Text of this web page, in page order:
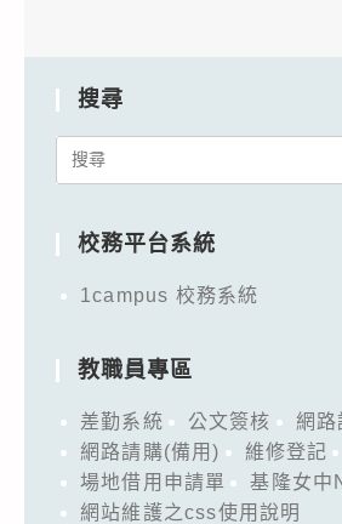
搜尋
Search
校務平台系統
1campus 校務系統
教職員專區
差勤系統 公文簽核
網路
網路請購(備用)
維修登記
場地借用申請單
基隆女中
網站維護之css使用說明